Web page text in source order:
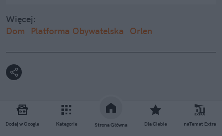
Dodaj w Google Kategorie Strona Główna Dla Ciebie naTemat Extra
Więcej:
Dom
Platforma Obywatelska Orlen
Katarzyna Zuchowicz